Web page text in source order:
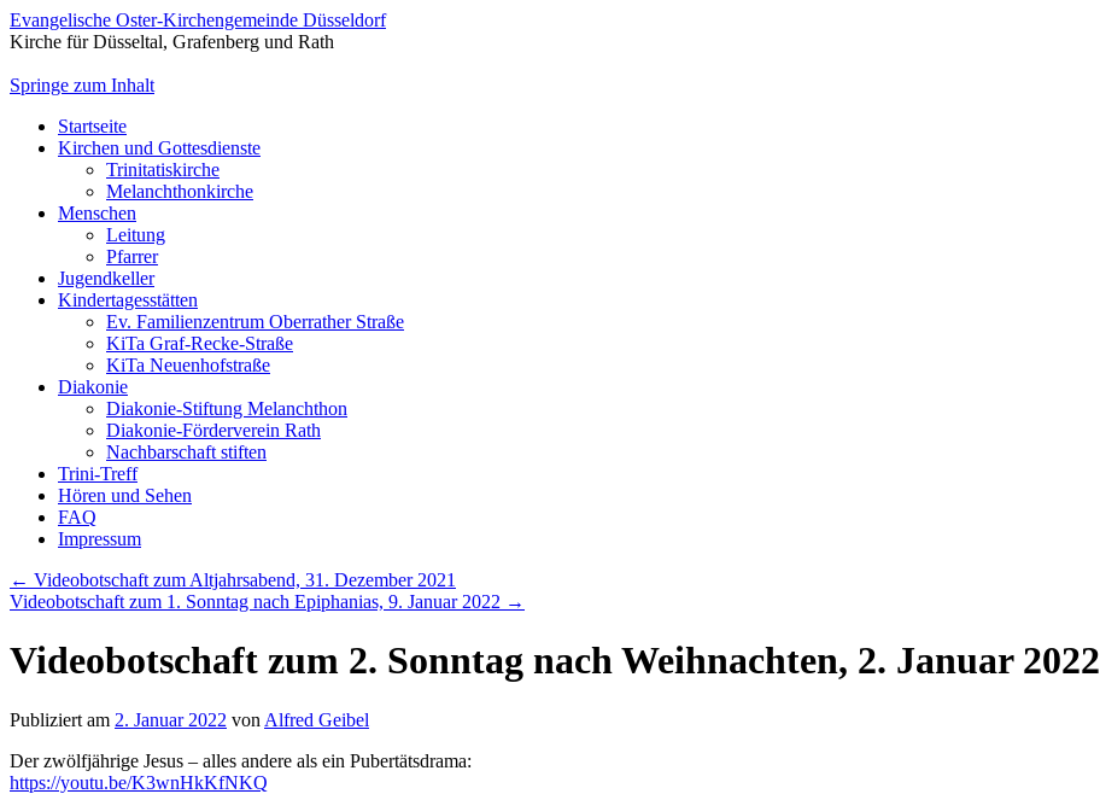
Evangelische Oster-Kirchengemeinde Düsseldorf
Kirche für Düsseltal, Grafenberg und Rath
Springe zum Inhalt
Startseite
Kirchen und Gottesdienste
Trinitatiskirche
Melanchthonkirche
Menschen
Leitung
Pfarrer
Jugendkeller
Kindertagesstätten
Ev. Familienzentrum Oberrather Straße
KiTa Graf-Recke-Straße
KiTa Neuenhofstraße
Diakonie
Diakonie-Stiftung Melanchthon
Diakonie-Förderverein Rath
Nachbarschaft stiften
Trini-Treff
Hören und Sehen
FAQ
Impressum
← Videobotschaft zum Altjahrsabend, 31. Dezember 2021
Videobotschaft zum 1. Sonntag nach Epiphanias, 9. Januar 2022 →
Videobotschaft zum 2. Sonntag nach Weihnachten, 2. Januar 2022
Publiziert am 2. Januar 2022 von Alfred Geibel
Der zwölfjährige Jesus – alles andere als ein Pubertätsdrama:
https://youtu.be/K3wnHkKfNKQ